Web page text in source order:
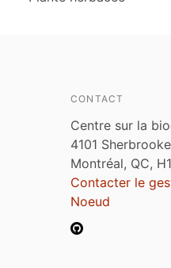
CONTACT
Centre sur la
4101
Montréal, QC,
Contacter le
Noeud